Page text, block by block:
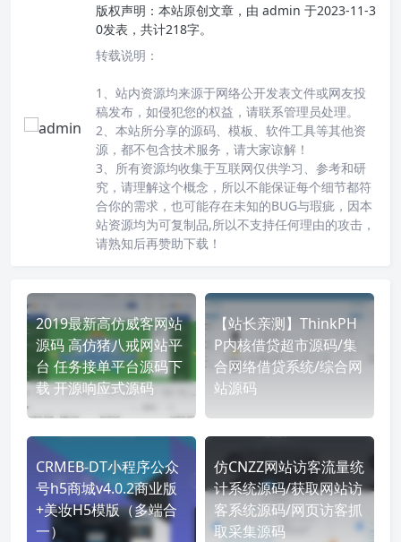
版权声明： 本站原创文章，由 admin 于2023-11-3
0发表，共计218字。
转载说明：
1、站内资源均来源于网络公开发表文件或网友投
稿发布，如侵犯您的权益，请联系管理员处理。
2、本站所分享的源码、模板、软件工具等其他资
源，都不包含技术服务，请大家谅解！
3、所有资源均收集于互联网仅供学习、参考和研
究，请理解这个概念，所以不能保证每个细节都符
合你的需求，也可能存在未知的BUG与瑕疵，因本
站资源均为可复制品,所以不支持任何理由的攻击，
请熟知后再赞助下载！
2019最新高仿威客网站
源码 高仿猪八戒网站平
台 任务接单平台源码下
载 开源响应式源码
【站长亲测】ThinkPH
P内核借贷超市源码/集
合网络借贷系统/综合网
站源码
CRMEB-DT小程序公众
号h5商城v4.0.2商业版
+美妆H5模版（多端合
一）
仿CNZZ网站访客流量统
计系统源码/获取网站访
客系统源码/网页访客抓
取采集源码